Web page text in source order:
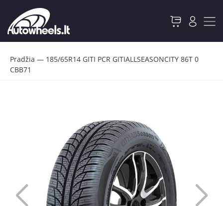
Pradžia — 185/65R14 GITI PCR GITIALLSEASONCITY 86T 0
CBB71